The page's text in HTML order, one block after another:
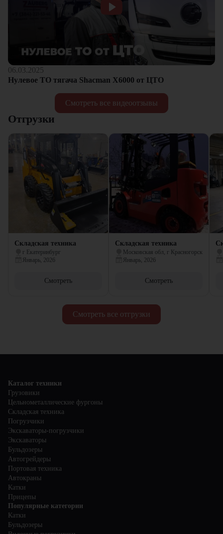
Смотреть все видеоотзывы
06.03.2025
Нулевое ТО тягача Shacman Х6000 от ЦТО
Смотреть все отгрузки
Отгрузки
Складская техника
г Екатеринбург
Январь, 2026
Смотреть
Складская техника
Московская обл, г Красногорск
Январь, 2026
Смотреть
Каталог техники
Грузовики
Цельнометаллические фургоны
Складская техника
Погрузчики
Экскаваторы-погрузчики
Экскаваторы
Бульдозеры
Автогрейдеры
Портовая техника
Автокраны
Катки
Прицепы
Популярные категории
Катки
Бульдозеры